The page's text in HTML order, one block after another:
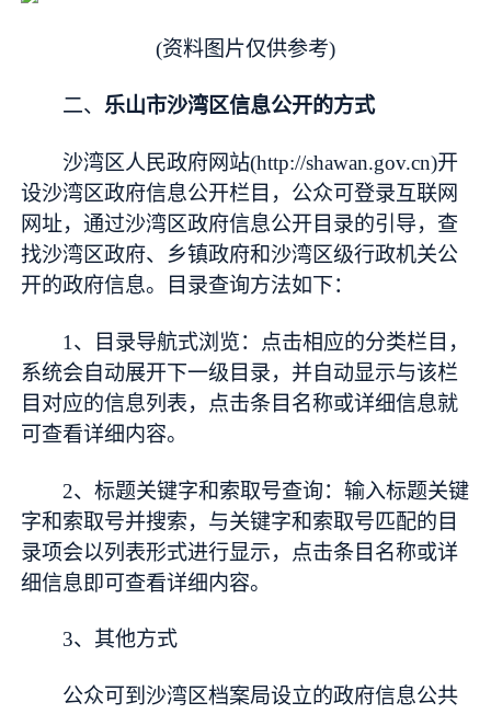
(资料图片仅供参考)
二、乐山市沙湾区信息公开的方式
沙湾区人民政府网站(http://shawan.gov.cn)开
设沙湾区政府信息公开栏目，公众可登录互联网
网址，通过沙湾区政府信息公开目录的引导，查
找沙湾区政府、乡镇政府和沙湾区级行政机关公
开的政府信息。目录查询方法如下：
1、目录导航式浏览：点击相应的分类栏目，
系统会自动展开下一级目录，并自动显示与该栏
目对应的信息列表，点击条目名称或详细信息就
可查看详细内容。
2、标题关键字和索取号查询：输入标题关键
字和索取号并搜索，与关键字和索取号匹配的目
录项会以列表形式进行显示，点击条目名称或详
细信息即可查看详细内容。
3、其他方式
公众可到沙湾区档案局设立的政府信息公共